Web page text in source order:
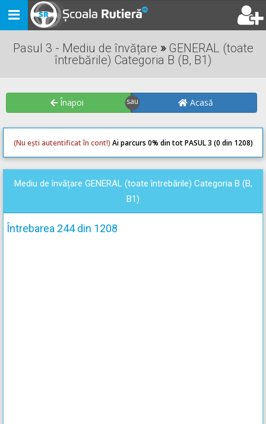
Toggle
navigation
Pasul 3 - Mediu de învățare »GENERAL (toate
întrebările) Categoria B (B, B1)
Înapoi Acasă
(Nu ești autentificat în cont!) Ai parcurs 0% din tot PASUL 3 (0 din 1208)
0
Mediu de învățare GENERAL (toate întrebările) Categoria B (B,
B1)
Întrebarea 244 din 1208